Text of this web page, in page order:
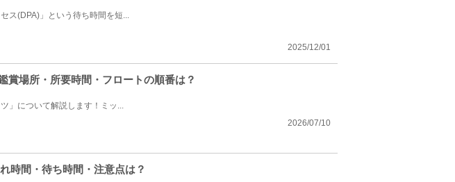
ス(DPA)」という待ち時間を短...
2025/12/01
賞場所・所要時間・フロートの順番は？
」について解説します！ミッ...
2026/07/10
時間・待ち時間・注意点は？